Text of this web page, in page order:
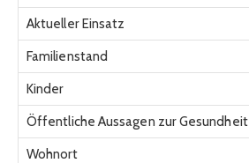
Aktueller Einsatz
Familienstand
Kinder
Öffentliche Aussagen zur Gesundheit
Wohnort